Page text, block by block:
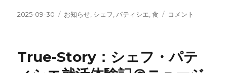
投
2025-09-30
カ
ー
お知らせ シェフ パティシエ ,食
Info：
の
コメント
True-Story：シェフ・パテ